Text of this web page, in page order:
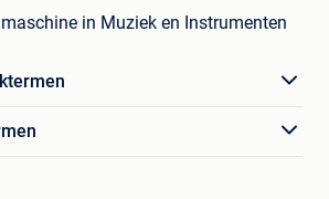
in Muziek en Instrumenten